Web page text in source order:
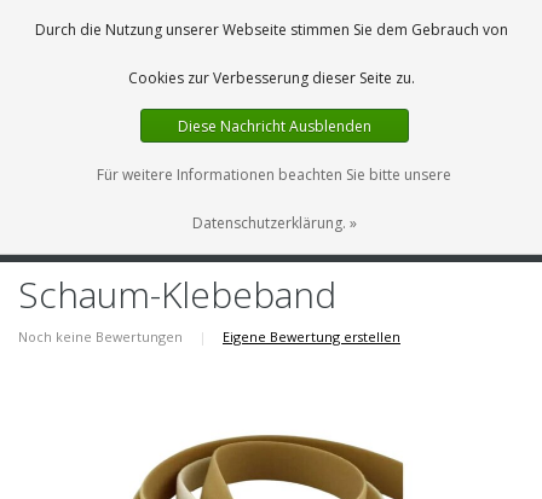
0 Artikel
DE
Schaum-Klebeband
Noch keine Bewertungen | Eigene Bewertung erstellen
Durch die Nutzung unserer Webseite stimmen Sie dem Gebrauch von
Cookies zur Verbesserung dieser Seite zu.
Diese Nachricht Ausblenden
Für weitere Informationen beachten Sie bitte unsere
Datenschutzerklärung. »